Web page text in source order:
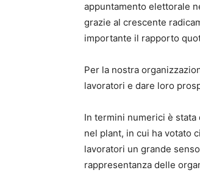
appuntamento elettorale
grazie al crescente
importante il rapporto
Per la nostra
lavoratori e dare loro
In termini numerici è
nel plant, in cui ha votato
lavoratori un grande
rappresentanza delle